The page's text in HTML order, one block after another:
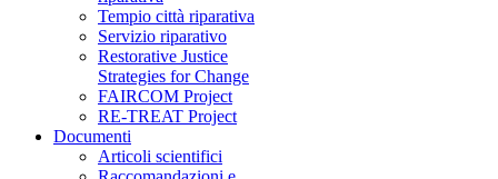
Tempio città riparativa
Servizio riparativo
Restorative Justice
Strategies for Change
FAIRCOM Project
RE-TREAT Project
Documenti
Articoli scientifici